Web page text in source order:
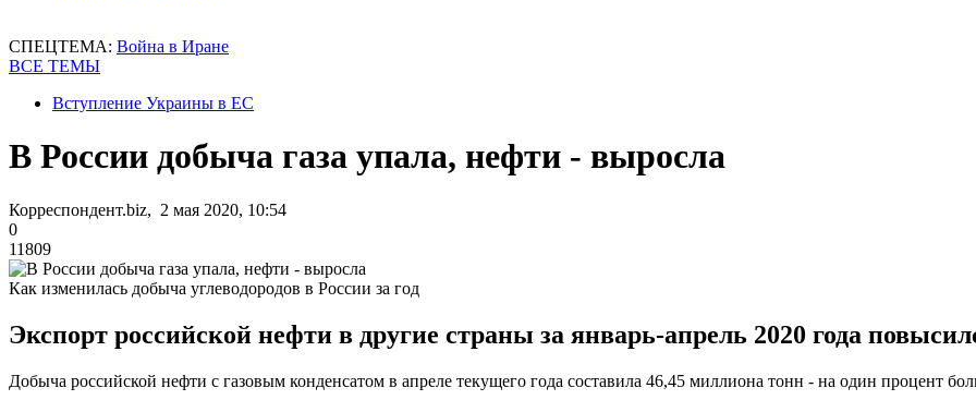
СПЕЦТЕМА: Война в Иране
ВСЕ ТЕМЫ
Вступление Украины в ЕС
В России добыча газа упала, нефти - выросла
Корреспондент.biz, 2 мая 2020, 10:54
0
11809
Как изменилась добыча углеводородов в России за год
Экспорт российской нефти в другие страны за январь-апрель 2020 года
Добыча российской нефти с газовым конденсатом в апреле текущего года составила 46,45 миллиона тонн - на один процент